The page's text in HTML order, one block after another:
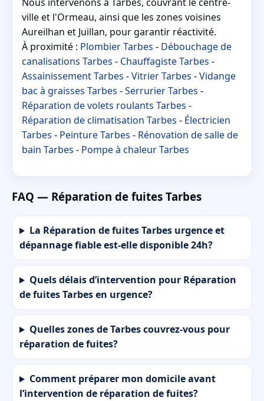
ville et l'Ormeau, ainsi que les zones voisines
Aureilhan et Juillan, pour garantir réactivité.
À proximité : Plombier Tarbes - Débouchage de
canalisations Tarbes - Chauffagiste Tarbes -
Assainissement Tarbes -Vitrier Tarbes -Vidange
bac à graisses Tarbes -Serrurier Tarbes -
Réparation de volets roulants Tarbes -
Réparation de climatisation Tarbes - Électricien
Tarbes - Peinture Tarbes - Rénovation de salle de
bain Tarbes - Pompe à chaleur Tarbes
FAQ — Réparation de fuites Tarbes
La Réparation de fuites Tarbes urgence et
dépannage fiable est-elle disponible 24h?
Quels délais d’intervention pour Réparation
de fuites Tarbes en urgence?
Quelles zones de Tarbes couvrez-vous pour
réparation de fuites?
Comment préparer mon domicile avant
l’intervention de réparation de fuites?